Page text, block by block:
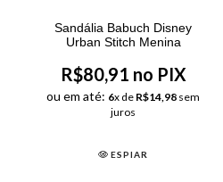
Sandália Babuch Disney
Urban Stitch Menina
R$80,91 no PIX
ou em até: 6x de R$14,98 sem
juros
ESPIAR